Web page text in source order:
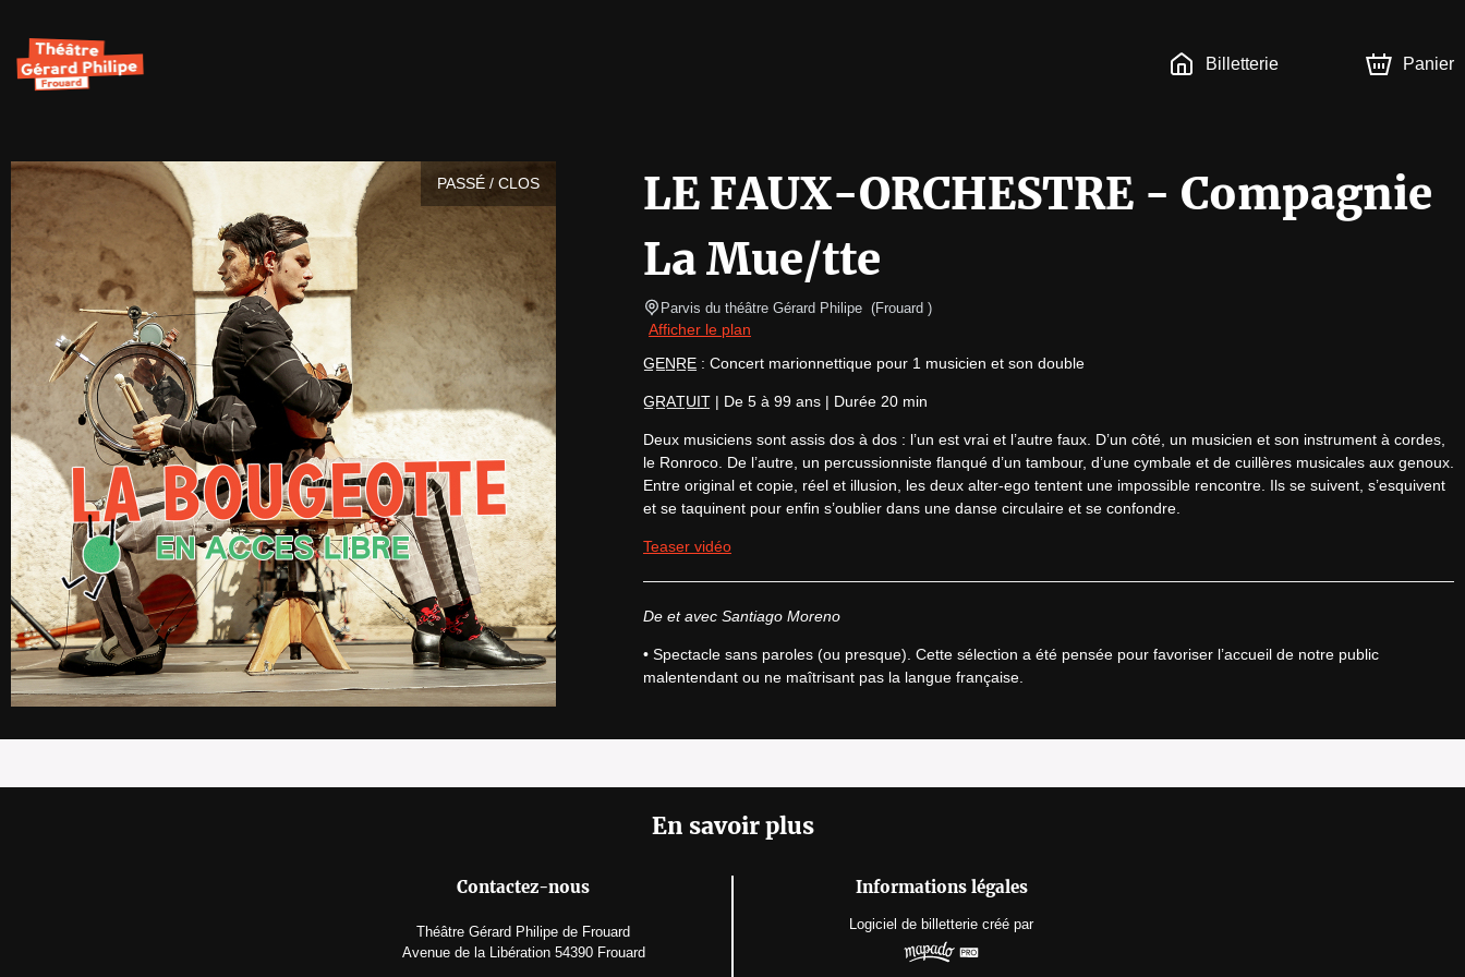
Billetterie Panier
PASSÉ / CLOS
LE FAUX-ORCHESTRE - Compagnie
La Mue/tte
Parvis du théâtre Gérard Philipe (Frouard )
Afficher le plan
G̲E̲N̲R̲E̲ : Concert marionnettique pour 1 musicien et son double
G̲R̲A̲T̲U̲I̲T̲ | De 5 à 99 ans | Durée 20 min
Deux musiciens sont assis dos à dos : l’un est vrai et l’autre faux. D’un côté, un musicien et son instrument à cordes,
le Ronroco. De l’autre, un percussionniste flanqué d’un tambour, d’une cymbale et de cuillères musicales aux genoux.
Entre original et copie, réel et illusion, les deux alter-ego tentent une impossible rencontre. Ils se suivent, s’esquivent
et se taquinent pour enfin s’oublier dans une danse circulaire et se confondre.
Teaser vidéo
De et avec Santiago Moreno
• Spectacle sans paroles (ou presque). Cette sélection a été pensée pour favoriser l’accueil de notre public
malentendant ou ne maîtrisant pas la langue française.
En savoir plus
Contactez-nous
Théâtre Gérard Philipe de Frouard
Avenue de la Libération 54390 Frouard
Informations légales
Logiciel de billetterie créé par